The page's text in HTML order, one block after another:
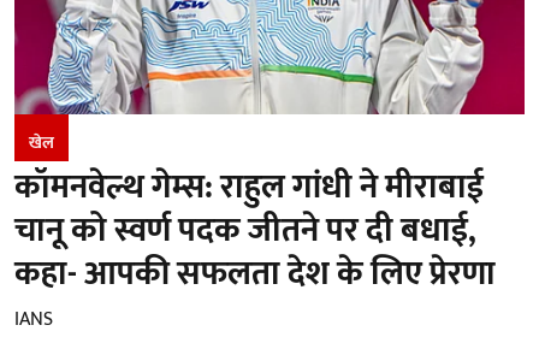
खेल
कॉमनवेल्थ गेम्स: राहुल गांधी ने मीराबाई
चानू को स्वर्ण पदक जीतने पर दी बधाई,
कहा- आपकी सफलता देश के लिए प्रेरणा
IANS